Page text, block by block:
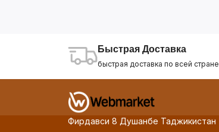
Быстрая Доставка
быстрая доставка по всей стране
Фирдавси 8 Душанбе Таджикистан